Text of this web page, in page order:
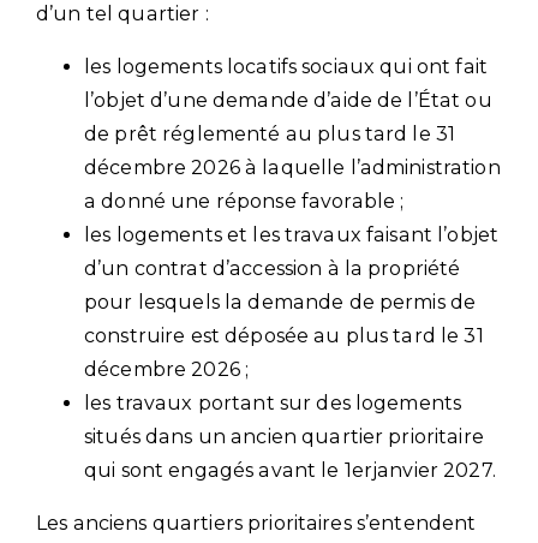
d’un tel quartier :
les logements locatifs sociaux qui ont fait
l’objet d’une demande d’aide de l’État ou
de prêt réglementé au plus tard le 31
décembre 2026 à laquelle l’administration
a donné une réponse favorable ;
les logements et les travaux faisant l’objet
d’un contrat d’accession à la propriété
pour lesquels la demande de permis de
construire est déposée au plus tard le 31
décembre 2026 ;
les travaux portant sur des logements
situés dans un ancien quartier prioritaire
qui sont engagés avant le 1erjanvier 2027.
Les anciens quartiers prioritaires s’entendent